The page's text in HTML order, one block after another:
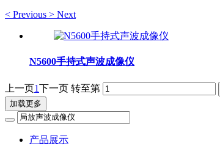
< Previous > Next
N5600手持式声波成像仪
上一页1下一页 转至第
加载更多
产品展示